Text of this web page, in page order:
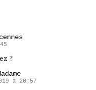
?
à 20:57